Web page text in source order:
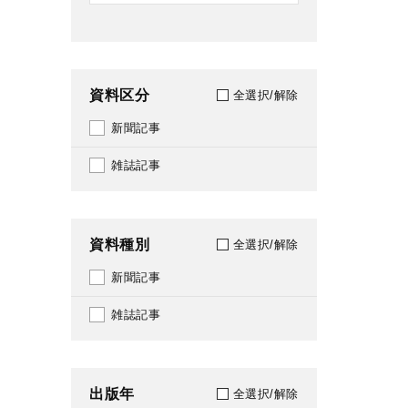
資料区分 全選択/解除
新聞記事
雑誌記事
資料種別 全選択/解除
新聞記事
雑誌記事
出版年 全選択/解除